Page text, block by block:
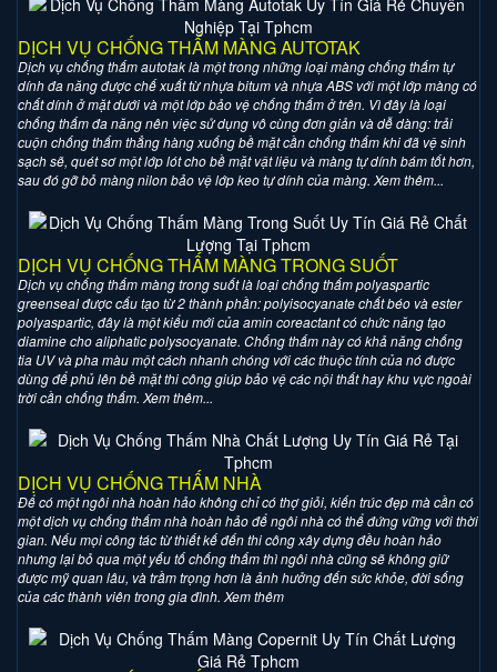
DỊCH VỤ CHỐNG THẤM MÀNG AUTOTAK
Dịch vụ chống thấm autotak là một trong những loại màng chống thấm tự
dính đa năng được chế xuất từ nhựa bitum và nhựa ABS với một lớp màng có
chất dính ở mặt dưới và một lớp bảo vệ chống thấm ở trên. Vì đây là loại
chống thấm đa năng nên việc sử dụng vô cùng đơn giản và dễ dàng: trải
cuộn chống thấm thẳng hàng xuống bề mặt cần chống thấm khi đã vệ sinh
sạch sẽ, quét sơ một lớp lót cho bề mặt vật liệu và màng tự dính bám tốt hơn,
sau đó gỡ bỏ màng nilon bảo vệ lớp keo tự dính của màng. Xem thêm...
DỊCH VỤ CHỐNG THẤM MÀNG TRONG SUỐT
Dịch vụ chống thấm màng trong suốt là loại chống thấm polyaspartic
greenseal được cấu tạo từ 2 thành phần: polyisocyanate chất béo và ester
polyaspartic, đây là một kiểu mới của amin coreactant có chức năng tạo
diamine cho aliphatic polysocyanate. Chống thấm này có khả năng chống
tia UV và pha màu một cách nhanh chóng với các thuộc tính của nó được
dùng để phủ lên bề mặt thi công giúp bảo vệ các nội thất hay khu vực ngoài
trời cần chống thấm. Xem thêm...
DỊCH VỤ CHỐNG THẤM NHÀ
Để có một ngôi nhà hoàn hảo không chỉ có thợ giỏi, kiến trúc đẹp mà cần có
một dịch vụ chống thấm nhà hoàn hảo để ngôi nhà có thể đứng vững với thời
gian. Nếu mọi công tác từ thiết kế đến thi công xây dựng đều hoàn hảo
nhưng lại bỏ qua một yếu tố chống thấm thì ngôi nhà cũng sẽ không giữ
được mỹ quan lâu, và trầm trọng hơn là ảnh hưởng đến sức khỏe, đời sống
của các thành viên trong gia đình. Xem thêm